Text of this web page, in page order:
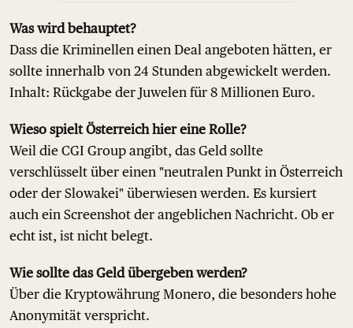
Was wird behauptet?
Dass die Kriminellen einen Deal angeboten hätten, er
sollte innerhalb von 24 Stunden abgewickelt werden.
Inhalt: Rückgabe der Juwelen für 8 Millionen Euro.
Wieso spielt Österreich hier eine Rolle?
Weil die CGI Group angibt, das Geld sollte
verschlüsselt über einen "neutralen Punkt in Österreich
oder der Slowakei" überwiesen werden. Es kursiert
auch ein Screenshot der angeblichen Nachricht. Ob er
echt ist, ist nicht belegt.
Wie sollte das Geld übergeben werden?
Über die Kryptowährung Monero, die besonders hohe
Anonymität verspricht.